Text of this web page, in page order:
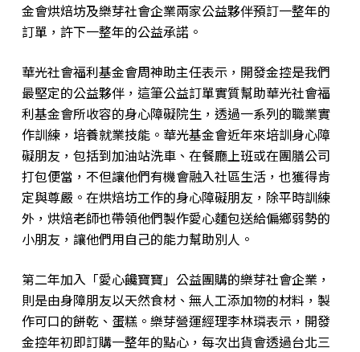
金會烘焙坊及樂芽社會企業兩家公益夥伴預訂一整年的
訂單，許下一整年的公益承諾。
華光社會福利基金會周神助主任表示，開發金控是我們
最堅定的公益夥伴，這筆公益訂單實質幫助華光社會福
利基金會所收容的身心障礙院生，透過一系列的職業實
作訓練，培養就業技能。華光基金會近年來培訓身心障
礙朋友，包括到加油站洗車、在餐廳上班或在團膳公司
打包便當，不但讓他們有機會融入社區生活，也獲得肯
定與尊嚴。在烘焙坊工作的身心障礙朋友，除平時訓練
外，烘焙老師也帶領他們製作愛心麵包送給偏鄉弱勢的
小朋友，讓他們用自己的能力幫助別人。
第二年加入「愛心饞寶寶」公益團購的樂芽社會企業，
則是由身障朋友以天然食材、無人工添加物的材料，製
作可口的餅乾、蛋糕。樂芽營運經理李林璘表示，開發
金控年初即訂購一整年的點心，每次出貨會透過台北三